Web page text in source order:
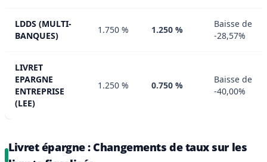
LDDS (MULTI-
BANQUES)
1.750 % 1.250 %
Baisse de
-28,57%
LIVRET
EPARGNE
ENTREPRISE
(LEE)
1.250 % 0.750 %
Baisse de
-40,00%
Livret épargne : Changements de taux sur les